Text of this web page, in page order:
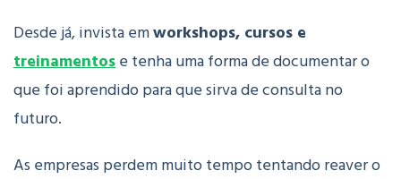
Desde já, invista emworkshops, cursos e
treinamentose tenha uma forma de documentar o
que foi aprendido para que sirva de consulta no
futuro.
As empresas perdem muito tempo tentando reaver o